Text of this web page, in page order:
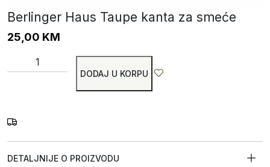
Berlinger Haus Taupe kanta za smeće
25,00 KM
DODAJ U KORPU
DETALJNIJE O PROIZVODU